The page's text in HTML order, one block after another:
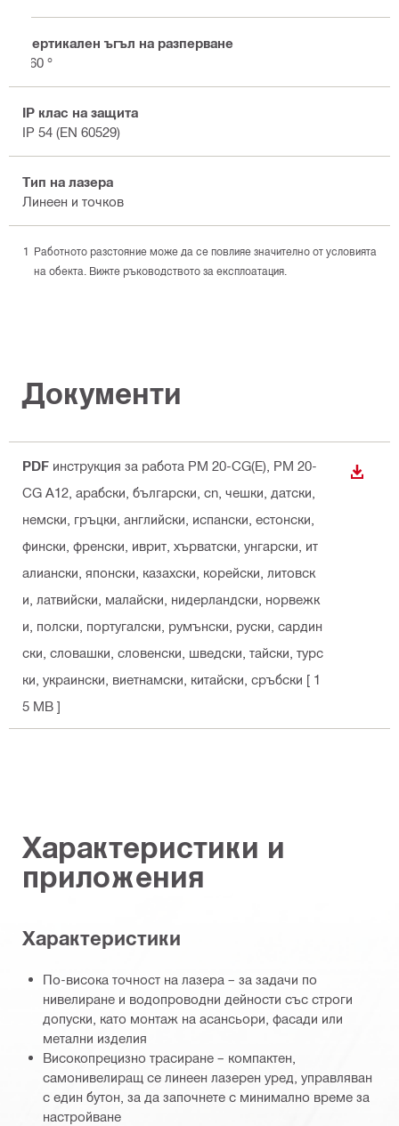
Вертикален ъгъл на разперване
160 °
IP клас на защита
IP 54 (EN 60529)
Тип на лазера
Линеен и точков
Работното разстояние може да се повлияе значително от условията
на обекта. Вижте ръководството за експлоатация.
Документи
PDF инструкция за работа PM 20-CG(E), PM 20-
CG A12 , арабски, български, cn, чешки, датски,
немски, гръцки, английски, испански, естонски,
фински, френски, иврит, хърватски, унгарски, ит
алиански, японски, казахски, корейски, литовск
и, латвийски, малайски, нидерландски, норвежк
и, полски, португалски, румънски, руски, сардин
ски, словашки, словенски, шведски, тайски, турс
ки, украински, виетнамски, китайски, сръбски [ 1
5 MB ]
Характеристики и
приложения
Характеристики
По-висока точност на лазера – за задачи по
нивелиране и водопроводни дейности със строги
допуски, като монтаж на асансьори, фасади или
метални изделия
Високопрецизно трасиране – компактен,
самонивелиращ се линеен лазерен уред, управляван
с един бутон, за да започнете с минимално време за
настройване